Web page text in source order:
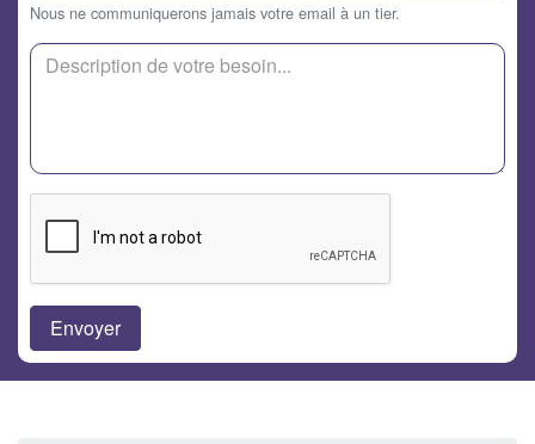
Nous ne communiquerons jamais votre email à un tier.